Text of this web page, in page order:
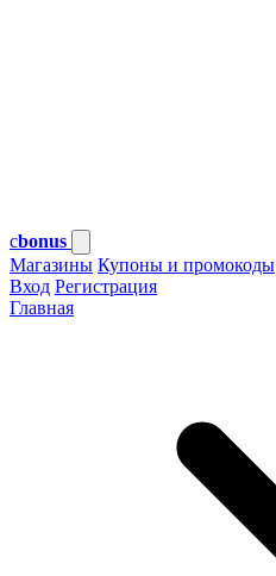
cbonus
Магазины Купоны и промокоды
Вход Регистрация
Главная